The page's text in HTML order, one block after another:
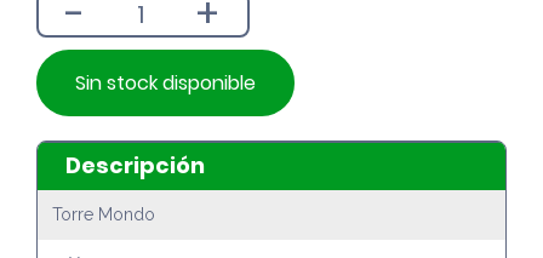
- +
Sin stock disponible
Descripción
Torre Mondo